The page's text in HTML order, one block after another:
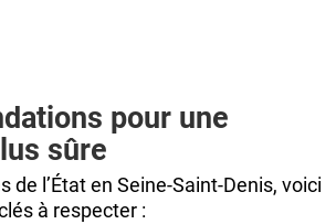
pour une
sûre
de l’État en Seine‑Saint‑Denis, voici
à respecter :